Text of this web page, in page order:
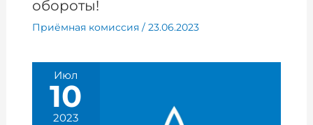
обороты!
Приёмная комиссия / 23.06.2023
Июл
10
2023